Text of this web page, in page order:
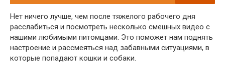
Нет ничего лучше, чем после тяжелого рабочего дня
расслабиться и посмотреть несколько смешных видео с
нашими любимыми питомцами. Это поможет нам поднять
настроение и рассмеяться над забавными ситуациями, в
которые попадают кошки и собаки.